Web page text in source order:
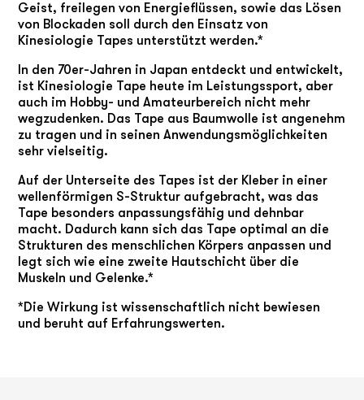
Geist, freilegen von Energieflüssen, sowie das Lösen
von Blockaden soll durch den Einsatz von
Kinesiologie Tapes unterstützt werden.*
In den 70er-Jahren in Japan entdeckt und entwickelt,
ist Kinesiologie Tape heute im Leistungssport, aber
auch im Hobby- und Amateurbereich nicht mehr
wegzudenken. Das Tape aus Baumwolle ist angenehm
zu tragen und in seinen Anwendungsmöglichkeiten
sehr vielseitig.
Auf der Unterseite des Tapes ist der Kleber in einer
wellenförmigen S-Struktur aufgebracht, was das
Tape besonders anpassungsfähig und dehnbar
macht. Dadurch kann sich das Tape optimal an die
Strukturen des menschlichen Körpers anpassen und
legt sich wie eine zweite Hautschicht über die
Muskeln und Gelenke.*
*Die Wirkung ist wissenschaftlich nicht bewiesen
und beruht auf Erfahrungswerten.